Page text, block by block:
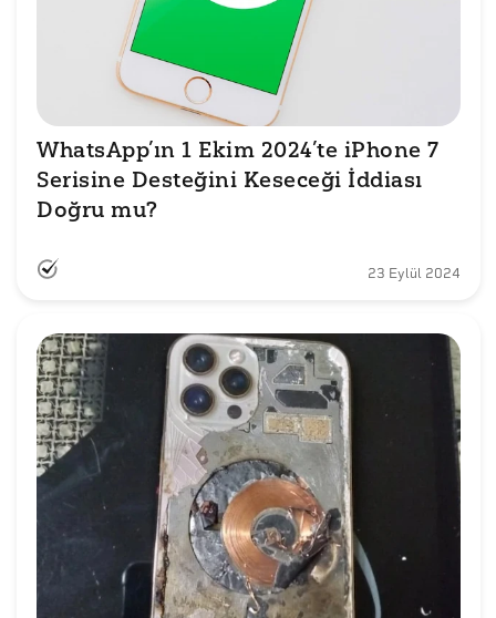
WhatsApp’ın 1 Ekim 2024’te iPhone 7
Serisine Desteğini Keseceği İddiası
Doğru mu?
23 Eylül 2024